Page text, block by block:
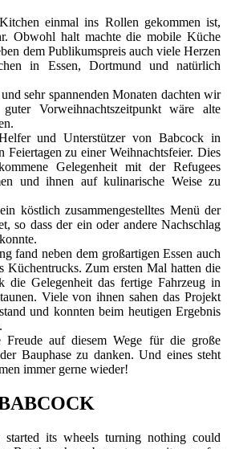
einmal ins Rollen gekommen ist,
Obwohl halt machte die mobile Küche
dem Publikumspreis auch viele Herzen
in Essen, Dortmund und natürlich
sehr spannenden Monaten dachten wir
Vorweihnachtszeitpunkt wäre alte
und Unterstützer von Babcock in
Feiertagen zu einer Weihnachtsfeier. Dies
Gelegenheit mit der Refugees
und ihnen auf kulinarische Weise zu
köstlich zusammengestelltes Menü der
so dass der ein oder andere Nachschlag
fand neben dem großartigen Essen auch
Küchentrucks. Zum ersten Mal hatten die
die Gelegenheit das fertige Fahrzeug in
Viele von ihnen sahen das Projekt
und konnten beim heutigen Ergebnis
auf diesem Wege für die große
Bauphase zu danken. Und eines steht
immer gerne wieder!
started its wheels turning nothing could